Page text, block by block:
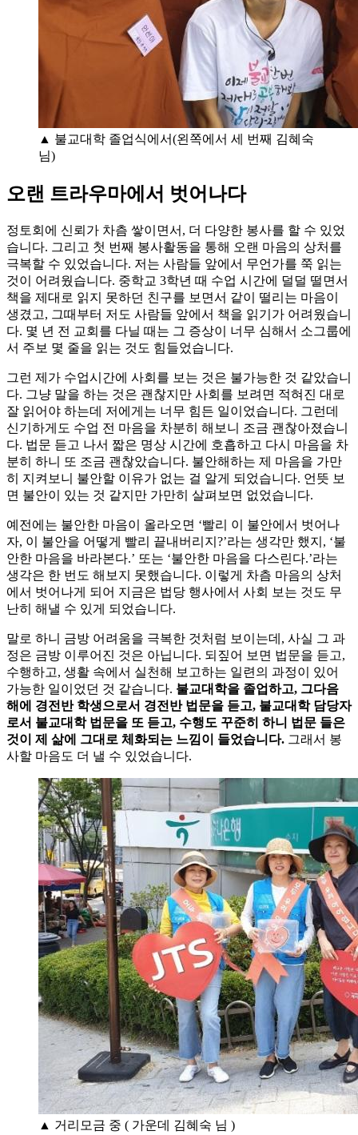
▲ 불교대학 졸업식에서(왼쪽에서 세 번째 김혜숙
님)
오랜 트라우마에서 벗어나다
정토회에 신뢰가 차츰 쌓이면서, 더 다양한 봉사를 할 수 있었
습니다. 그리고 첫 번째 봉사활동을 통해 오랜 마음의 상처를
극복할 수 있었습니다. 저는 사람들 앞에서 무언가를 쭉 읽는
것이 어려웠습니다. 중학교 3학년 때 수업 시간에 덜덜 떨면서
책을 제대로 읽지 못하던 친구를 보면서 같이 떨리는 마음이
생겼고, 그때부터 저도 사람들 앞에서 책을 읽기가 어려웠습니
다. 몇 년 전 교회를 다닐 때는 그 증상이 너무 심해서 소그룹에
서 주보 몇 줄을 읽는 것도 힘들었습니다.
그런 제가 수업시간에 사회를 보는 것은 불가능한 것 같았습니
다. 그냥 말을 하는 것은 괜찮지만 사회를 보려면 적혀진 대로
잘 읽어야 하는데 저에게는 너무 힘든 일이었습니다. 그런데
신기하게도 수업 전 마음을 차분히 해보니 조금 괜찮아졌습니
다. 법문 듣고 나서 짧은 명상 시간에 호흡하고 다시 마음을 차
분히 하니 또 조금 괜찮았습니다. 불안해하는 제 마음을 가만
히 지켜보니 불안할 이유가 없는 걸 알게 되었습니다. 언뜻 보
면 불안이 있는 것 같지만 가만히 살펴보면 없었습니다.
예전에는 불안한 마음이 올라오면 ‘빨리 이 불안에서 벗어나
자, 이 불안을 어떻게 빨리 끝내버리지?’라는 생각만 했지, ‘불
안한 마음을 바라본다.’ 또는 ‘불안한 마음을 다스린다.’라는
생각은 한 번도 해보지 못했습니다. 이렇게 차츰 마음의 상처
에서 벗어나게 되어 지금은 법당 행사에서 사회 보는 것도 무
난히 해낼 수 있게 되었습니다.
말로 하니 금방 어려움을 극복한 것처럼 보이는데, 사실 그 과
정은 금방 이루어진 것은 아닙니다. 되짚어 보면 법문을 듣고,
수행하고, 생활 속에서 실천해 보고하는 일련의 과정이 있어
가능한 일이었던 것 같습니다. 불교대학을 졸업하고, 그다음
해에 경전반 학생으로서 경전반 법문을 듣고, 불교대학 담당자
로서 불교대학 법문을 또 듣고, 수행도 꾸준히 하니 법문 들은
것이 제 삶에 그대로 체화되는 느낌이 들었습니다. 그래서 봉
사할 마음도 더 낼 수 있었습니다.
▲ 거리모금 중 ( 가운데 김혜숙 님 )